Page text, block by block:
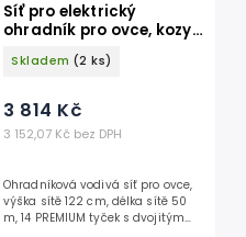
Síť pro elektrický
ohradník pro ovce, kozy
KERBL 27833 TITANNET
PREMIUM VARIO 122 cm x
Skladem (2 ks)
3 152,07 Kč bez DPH
3 814 Kč
Ohradníková vodivá síť pro ovce,
výška sítě 122 cm, délka sítě 50
m, 14 PREMIUM tyček s dvojitým